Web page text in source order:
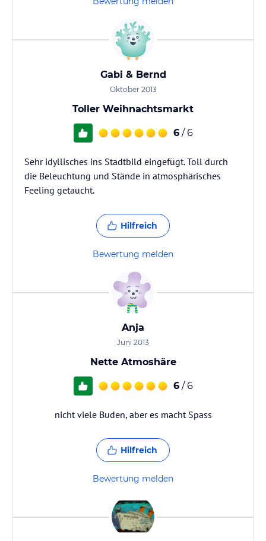
Gabi & Bernd
Oktober 2013
Toller Weihnachtsmarkt
6 / 6
Sehr idyllisches ins Stadtbild eingefügt. Toll durch
die Beleuchtung und Stände in atmosphärisches
Feeling getaucht.
Hilfreich
Bewertung melden
Anja
Juni 2013
Nette Atmoshäre
6 / 6
nicht viele Buden, aber es macht Spass
Hilfreich
Bewertung melden